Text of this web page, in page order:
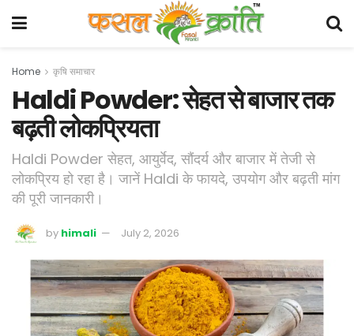
Home कृषि समाचार
Haldi Powder: सेहत से बाजार तक
बढ़ती लोकप्रियता
Haldi Powder सेहत, आयुर्वेद, सौंदर्य और बाजार में तेजी से
लोकप्रिय हो रहा है। जानें Haldi के फायदे, उपयोग और बढ़ती मांग
की पूरी जानकारी।
by himali July 2, 2026